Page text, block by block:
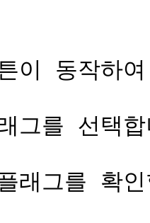
동작하
그를 선택
래그를 확